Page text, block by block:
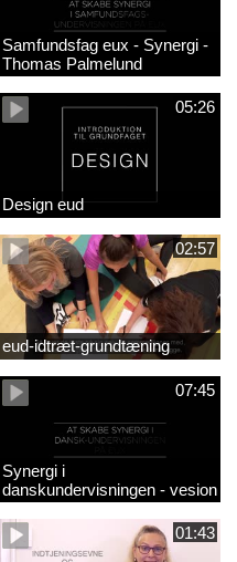
Samfundsfag eux - Synergi -
Thomas Palmelund
05:26
Design eud
02:57
eud-idtræt-grundtæning
07:45
Synergi i
danskundervisningen - vesion
2
01:43